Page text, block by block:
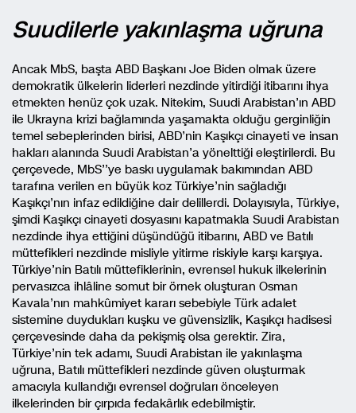
Suudilerle yakınlaşma uğruna
Ancak MbS, başta ABD Başkanı Joe Biden olmak üzere
demokratik ülkelerin liderleri nezdinde yitirdiği itibarını ihya
etmekten henüz çok uzak. Nitekim, Suudi Arabistan’ın ABD
ile Ukrayna krizi bağlamında yaşamakta olduğu gerginliğin
temel sebeplerinden birisi, ABD’nin Kaşıkçı cinayeti ve insan
hakları alanında Suudi Arabistan’a yönelttiği eleştirilerdi. Bu
çerçevede, MbS’’ye baskı uygulamak bakımından ABD
tarafına verilen en büyük koz Türkiye’nin sağladığı
Kaşıkçı’nın infaz edildiğine dair delillerdi. Dolayısıyla, Türkiye,
şimdi Kaşıkçı cinayeti dosyasını kapatmakla Suudi Arabistan
nezdinde ihya ettiğini düşündüğü itibarını, ABD ve Batılı
müttefikleri nezdinde misliyle yitirme riskiyle karşı karşıya.
Türkiye’nin Batılı müttefiklerinin, evrensel hukuk ilkelerinin
pervasızca ihlâline somut bir örnek oluşturan Osman
Kavala’nın mahkûmiyet kararı sebebiyle Türk adalet
sistemine duydukları kuşku ve güvensizlik, Kaşıkçı hadisesi
çerçevesinde daha da pekişmiş olsa gerektir. Zira,
Türkiye’nin tek adamı, Suudi Arabistan ile yakınlaşma
uğruna, Batılı müttefikleri nezdinde güven oluşturmak
amacıyla kullandığı evrensel doğruları önceleyen
ilkelerinden bir çırpıda fedakârlık edebilmiştir.